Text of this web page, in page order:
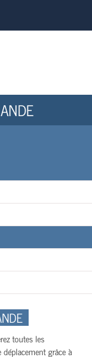
toutes les
grâce à